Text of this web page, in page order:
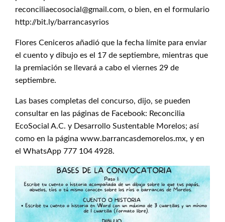
reconciliaecosocial@gmail.com, o bien, en el formulario
http://bit.ly/barrancasyrios
Flores Ceniceros añadió que la fecha límite para enviar
el cuento y dibujo es el 17 de septiembre, mientras que
la premiación se llevará a cabo el viernes 29 de
septiembre.
Las bases completas del concurso, dijo, se pueden
consultar en las páginas de Facebook: Reconcilia
EcoSocial A.C. y Desarrollo Sustentable Morelos; así
como en la página www.barrancasdemorelos.mx, y en
el WhatsApp 777 104 4928.